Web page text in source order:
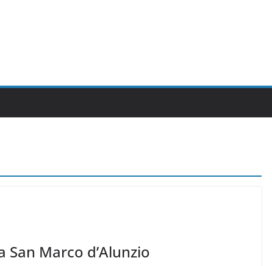
San Marco d’Alunzio